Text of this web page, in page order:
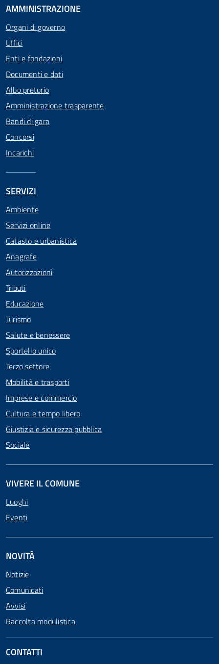
AMMINISTRAZIONE
Organi di governo
Uffici
Enti e fondazioni
Documenti e dati
Albo pretorio
Amministrazione trasparente
Bandi di gara
Concorsi
Incarichi
SERVIZI
Ambiente
Servizi online
Catasto e urbanistica
Anagrafe
Autorizzazioni
Tributi
Educazione
Turismo
Salute e benessere
Sportello unico
Terzo settore
Mobilità e trasporti
Imprese e commercio
Cultura e tempo libero
Giustizia e sicurezza pubblica
Sociale
VIVERE IL COMUNE
Luoghi
Eventi
NOVITÀ
Notizie
Comunicati
Avvisi
Raccolta modulistica
CONTATTI